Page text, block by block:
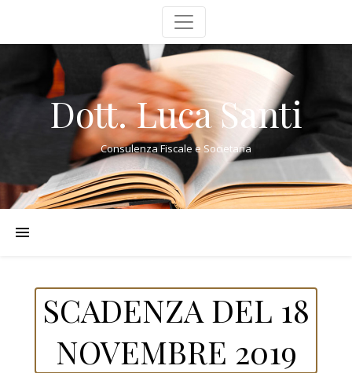
Dott. Luca Santi
Consulenza Fiscale e Societaria
SCADENZA DEL 18
NOVEMBRE 2019